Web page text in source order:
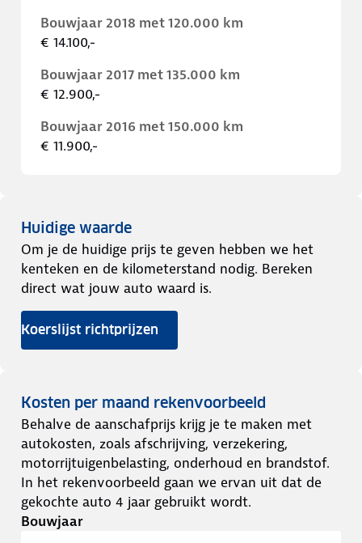
Bouwjaar 2018 met 120.000 km
€ 14.100,-
Bouwjaar 2017 met 135.000 km
€ 12.900,-
Bouwjaar 2016 met 150.000 km
€ 11.900,-
Huidige waarde
Om je de huidige prijs te geven hebben we het
kenteken en de kilometerstand nodig. Bereken
direct wat jouw auto waard is.
Koerslijst richtprijzen
Kosten per maand rekenvoorbeeld
Behalve de aanschafprijs krijg je te maken met
autokosten, zoals afschrijving, verzekering,
motorrijtuigenbelasting, onderhoud en brandstof.
In het rekenvoorbeeld gaan we ervan uit dat de
gekochte auto 4 jaar gebruikt wordt.
Bouwjaar